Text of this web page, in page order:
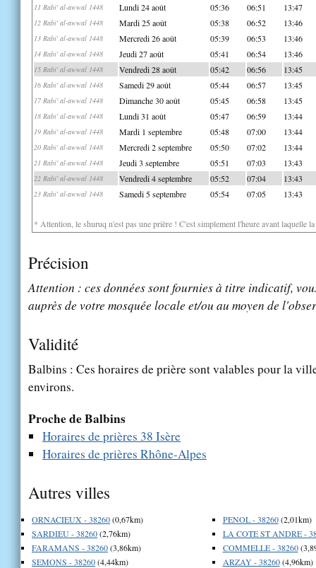
11 Rabi' al-awwal 1448 Lundi 24 août 05:36 06:51 13:47
12 Rabi' al-awwal 1448 Mardi 25 août 05:38 06:52 13:46
13 Rabi' al-awwal 1448 Mercredi 26 août 05:39 06:53 13:46
14 Rabi' al-awwal 1448 Jeudi 27 août 05:41 06:54 13:46
15 Rabi' al-awwal 1448 Vendredi 28 août 05:42 06:56 13:45
16 Rabi' al-awwal 1448 Samedi 29 août 05:44 06:57 13:45
17 Rabi' al-awwal 1448 Dimanche 30 août 05:45 06:58 13:45
18 Rabi' al-awwal 1448 Lundi 31 août 05:47 06:59 13:44
19 Rabi' al-awwal 1448 Mardi 1 septembre 05:48 07:00 13:44
20 Rabi' al-awwal 1448 Mercredi 2 septembre 05:50 07:02 13:44
21 Rabi' al-awwal 1448 Jeudi 3 septembre 05:51 07:03 13:43
22 Rabi' al-awwal 1448 Vendredi 4 septembre 05:52 07:04 13:43
23 Rabi' al-awwal 1448 Samedi 5 septembre 05:54 07:05 13:43
* Attention, le shuruq n'est pas une prière ! C'est simplement l'heure avant laquelle
Précision
Attention : ces données sont fournies à titre indicatif,
auprès de votre mosquée locale et/ou au moyen de
Validité
Balbins : Ces horaires de prière sont valables pour la
environs.
Proche de Balbins
Horaires de prières 38 Isère
Horaires de prières Rhône-Alpes
Autres villes
ORNACIEUX - 38260(0,67km)
SARDIEU - 38260(2,76km)
FARAMANS - 38260(3,86km)
SEMONS - 38260(4,44km)
PENOL - 38260(2,01km)
LA COTE ST ANDRE -
COMMELLE - 38260
ARZAY - 38260(4,96km)